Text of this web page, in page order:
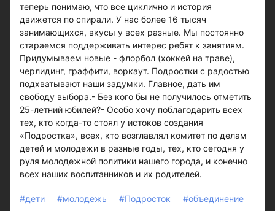
теперь понимаю, что все циклично и история
движется по спирали. У нас более 16 тысяч
занимающихся, вкусы у всех разные. Мы постоянно
стараемся поддерживать интерес ребят к занятиям.
Придумываем новые - флорбол (хоккей на траве),
черлидинг, граффити, воркаут. Подростки с радостью
подхватывают наши задумки. Главное, дать им
свободу выбора.- Без кого бы не получилось отметить
25-летний юбилей?- Особо хочу поблагодарить всех
тех, кто когда-то стоял у истоков создания
«Подростка», всех, кто возглавлял комитет по делам
детей и молодежи в разные годы, тех, кто сегодня у
руля молодежной политики нашего города, и конечно
всех наших воспитанников и их родителей.
#дети #молодежь #Подросток #объединение